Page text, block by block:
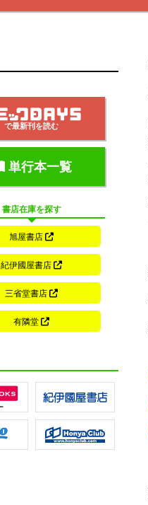
で最新刊を読む
単行本一覧
書店在庫を探す
旭屋書店
紀伊國屋書店
三省堂書店
有隣堂